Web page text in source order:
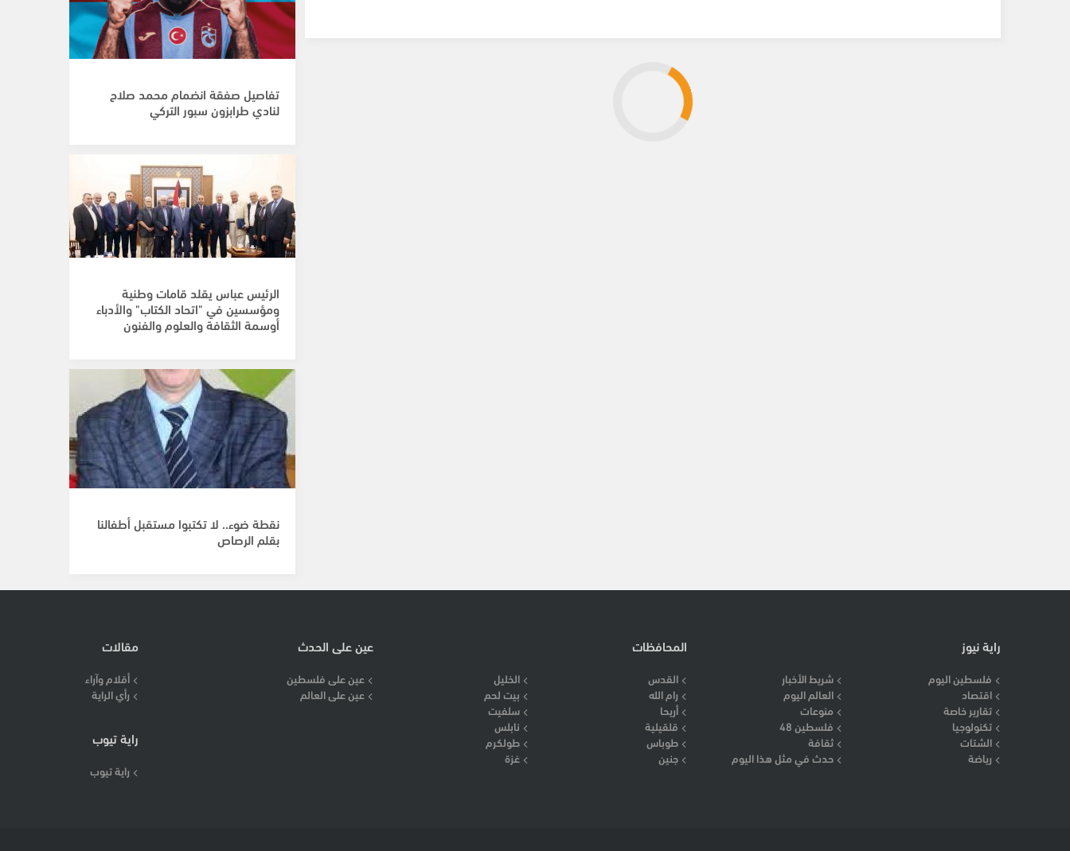
تفاصيل صفقة انضمام محمد صلاح
لنادي طرابزون سبور التركي
الرئيس عباس يقلد قامات وطنية
ومؤسسين في "اتحاد الكتاب" والأدباء
أوسمة الثقافة والعلوم والفنون
نقطة ضوء.. لا تكتبوا مستقبل أطفالنا
بقلم الرصاص
راية نيوز
فلسطين اليوم
شريط الأخبار
اقتصاد
العالم اليوم
تقارير خاصة
منوعات
تكنولوجيا
فلسطين 48
الشتات
ثقافة
رياضة
حدث في مثل هذا اليوم
المحافظات
القدس
الخليل
رام الله
بيت لحم
أريحا
سلفيت
قلقيلية
نابلس
طوباس
طولكرم
جنين
غزة
عين على الحدث
عين على فلسطين
عين على العالم
مقالات
أقلام وآراء
رأي الراية
راية تيوب
راية تيوب